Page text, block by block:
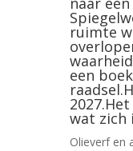
ruimte
een
wat zich
Olieverf en